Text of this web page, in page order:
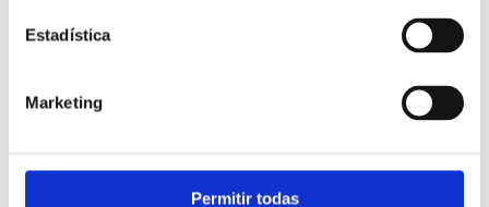
Estadística
Marketing
Permitir todas
Saber más